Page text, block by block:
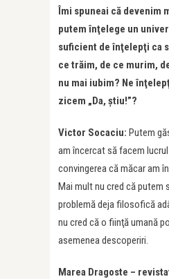
Îmi spuneai că devenim
putem înţelege un
suficient de înţelepţi ca
ce trăim, de ce murim,
nu mai iubim? Ne
zicem „Da, ştiu!”?
Victor Socaciu: Putem
am încercat să facem
convingerea că măcar am
Mai mult nu cred că putem
problemă deja filosofică
nu cred că o fiinţă umană
asemenea descoperiri.
Marea Dragoste –